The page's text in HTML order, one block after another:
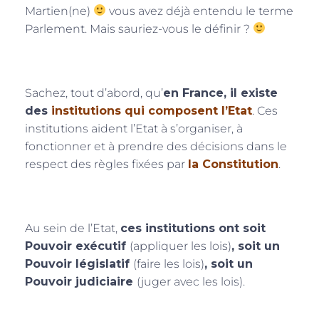
Martien(ne)
vous avez déjà entendu le terme
Parlement. Mais sauriez-vous le définir ?
Sachez, tout d’abord, qu’en France, il existe
des institutions qui composent l’Etat. Ces
institutions aident l’Etat à s’organiser, à
fonctionner et à prendre des décisions dans le
respect des règles fixées par la Constitution.
Au sein de l’Etat, ces institutions ont soit
Pouvoir exécutif (appliquer les lois), soit un
Pouvoir législatif (faire les lois), soit un
Pouvoir judiciaire (juger avec les lois).